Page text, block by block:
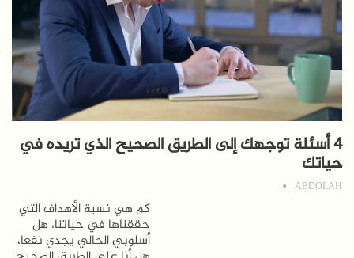
4 أسئلة توجهك إلى الطريق الصحيح الذي تريده في
حياتك
ABDOLAH
كم هي نسبة الأهداف التي
حققناها في حياتنا، هل
أسلوبي الحالي يجدي نفعا،